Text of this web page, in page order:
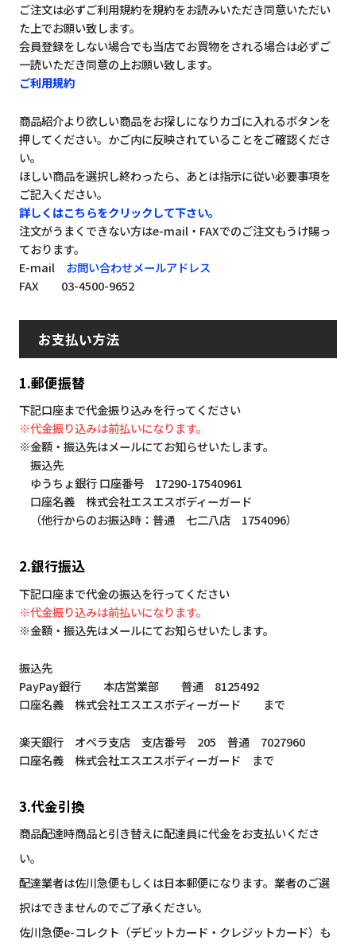
ご注文は必ずご利用規約を規約をお読みいただき同意いただい
た上でお願い致します。
会員登録をしない場合でも当店でお買物をされる場合は必ずご
一読いただき同意の上お願い致します。
ご利用規約
商品紹介より欲しい商品をお探しになりカゴに入れるボタンを
押してください。かご内に反映されていることをご確認くださ
い。
ほしい商品を選択し終わったら、あとは指示に従い必要事項を
ご記入ください。
詳しくはこちらをクリックして下さい。
注文がうまくできない方はe-mail・FAXでのご注文もうけ賜っ
ております。
E-mail お問い合わせメールアドレス
FAX 03-4500-9652
お支払い方法
1.郵便振替
下記口座まで代金振り込みを行ってください
※代金振り込みは前払いになります。
※金額・振込先はメールにてお知らせいたします。
振込先
ゆうちょ銀行 口座番号 17290-17540961
口座名義 株式会社エスエスボディーガード
（他行からのお振込時：普通 七二八店 1754096）
2.銀行振込
下記口座まで代金の振込を行ってください
※代金振り込みは前払いになります。
※金額・振込先はメールにてお知らせいたします。
振込先
PayPay銀行 本店営業部 普通 8125492
口座名義 株式会社エスエスボディーガード まで
楽天銀行 オペラ支店 支店番号 205 普通 7027960
口座名義 株式会社エスエスボディーガード まで
3.代金引換
商品配達時商品と引き替えに配達員に代金をお支払いくださ
い。
配達業者は佐川急便もしくは日本郵便になります。業者のご選
択はできませんのでご了承ください。
佐川急便e-コレクト（デビットカード・クレジットカード）も